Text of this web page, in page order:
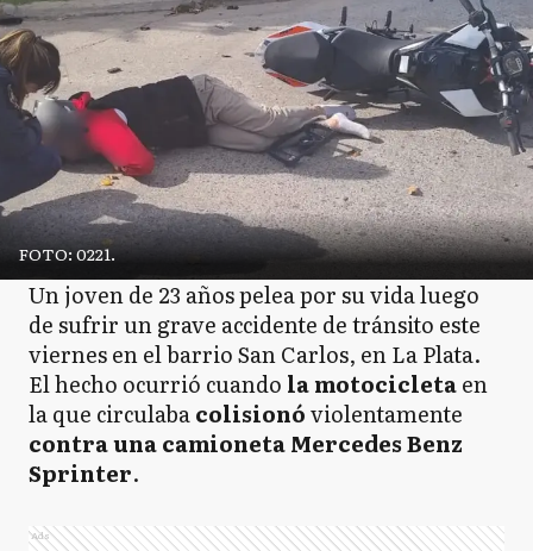
FOTO: 0221.
Un joven de 23 años pelea por su vida luego
de sufrir un grave accidente de tránsito este
viernes en el barrio San Carlos, en La Plata.
El hecho ocurrió cuando la motocicletaen
la que circulabacolisionóviolentamente
contra una camioneta Mercedes Benz
Sprinter.
Ads